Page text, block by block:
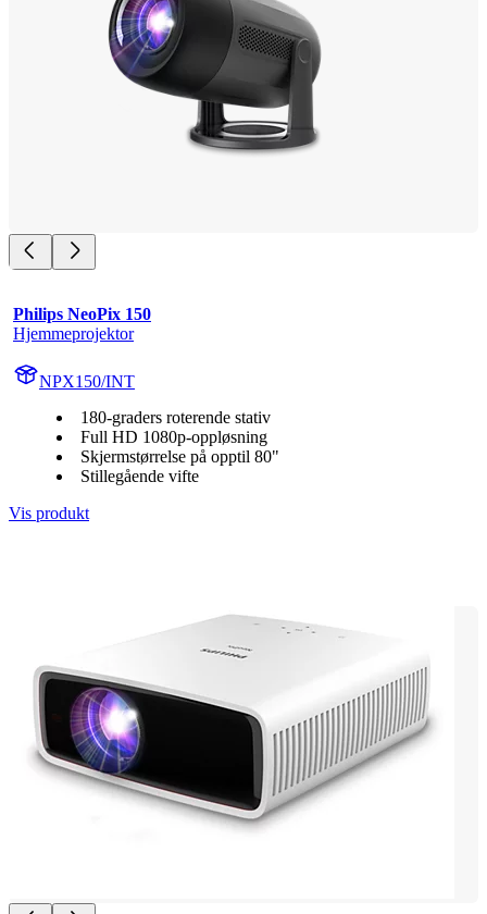
Philips NeoPix 150
Hjemmeprojektor
NPX150/INT
180-graders roterende stativ
Full HD 1080p-oppløsning
Skjermstørrelse på opptil 80"
Stillegående vifte
Vis produkt